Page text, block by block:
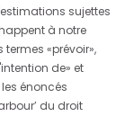
sujettes
à notre
termes «prévoir»,
de» et
énoncés
du droit